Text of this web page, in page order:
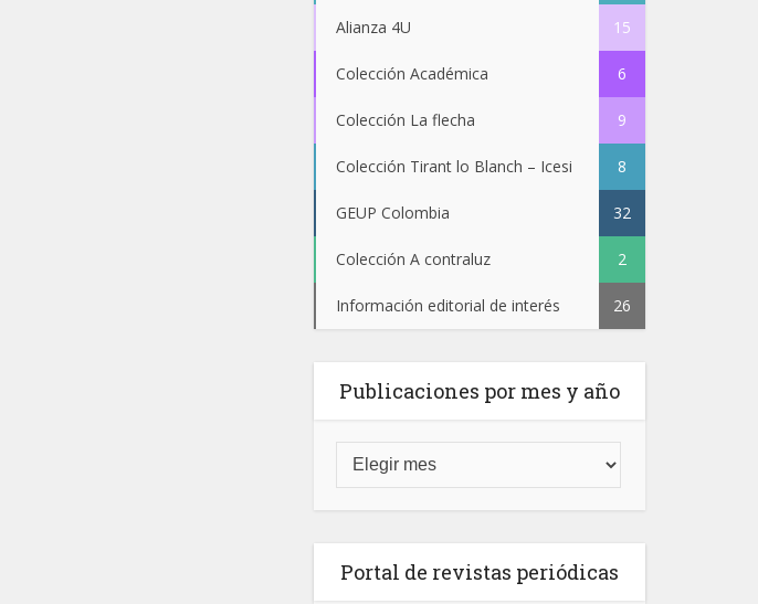
Alianza 4U 15
Colección Académica 6
Colección La flecha 9
Colección Tirant lo Blanch – Icesi 8
GEUP Colombia 32
Colección A contraluz 2
Información editorial de interés 26
Publicaciones por mes y año
Portal de revistas periódicas